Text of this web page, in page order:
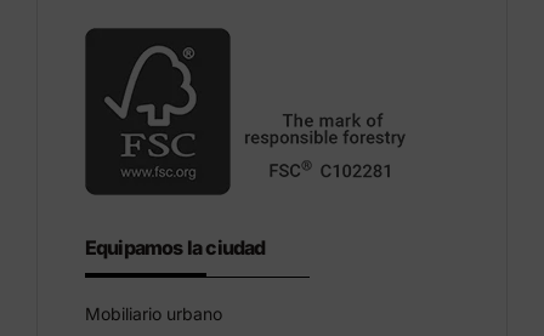
Equipamos la ciudad
Mobiliario urbano